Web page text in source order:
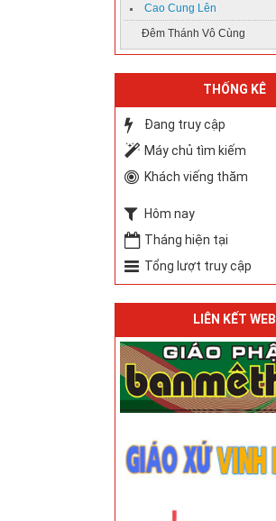
Cao Cung Lên
Đêm Thánh Vô Cùng
THỐNG KÊ
Đang truy cập
Máy chủ tìm kiếm
Khách viếng thăm
Hôm nay
Tháng hiện tại
Tổng lượt truy cập
LIÊN KẾT WEB